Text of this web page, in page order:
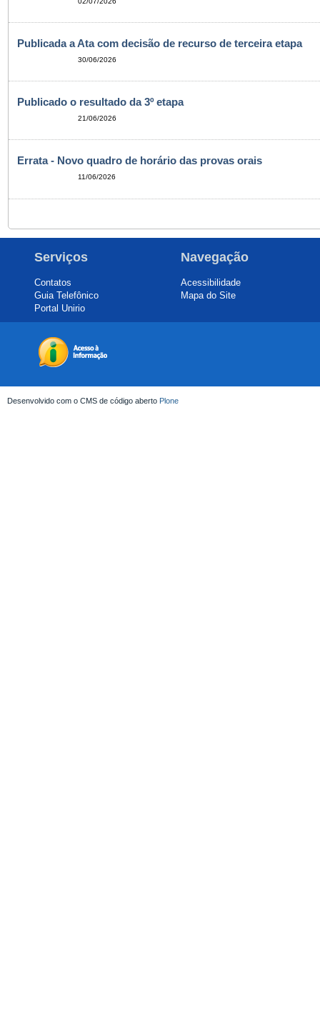
Publicada a Ata com decisão de recurso de terceira etapa
30/06/2026
Publicado o resultado da 3º etapa
21/06/2026
Errata - Novo quadro de horário das provas orais
11/06/2026
Serviços
Contatos
Guia Telefônico
Portal Unirio
Navegação
Acessibilidade
Mapa do Site
Desenvolvido com o CMS de código aberto Plone